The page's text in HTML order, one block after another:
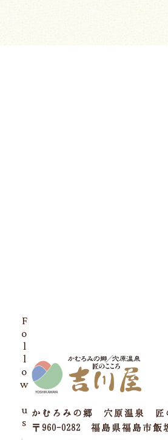
かむろみの郷 穴原温泉 匠
〒960-0282 福島県福島市飯
Follow us